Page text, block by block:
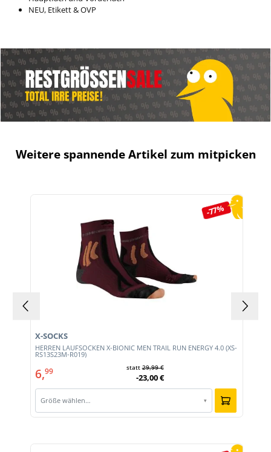
NEU, Etikett & OVP
Weitere spannende Artikel zum mitpicken
-77%
HERREN LAUFSOCKEN X-BIONIC MEN TRAIL RUN ENERGY 4.0 (XS-
RS13S23M-R019)
X-SOCKS
6,99 statt29,99 €
-23,00 €
Größe wählen… ▾